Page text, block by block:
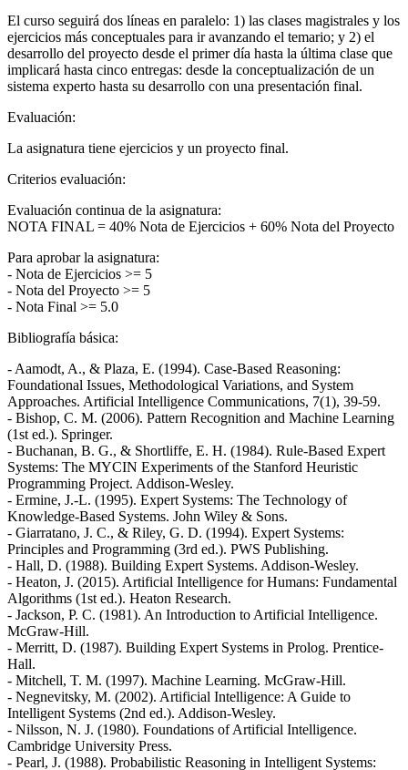
El curso seguirá dos líneas en paralelo: 1) las clases magistrales y los
ejercicios más conceptuales para ir avanzando el temario; y 2) el
desarrollo del proyecto desde el primer día hasta la última clase que
implicará hasta cinco entregas: desde la conceptualización de un
sistema experto hasta su desarrollo con una presentación final.
Evaluación:
La asignatura tiene ejercicios y un proyecto final.
Criterios evaluación:
Evaluación continua de la asignatura:
NOTA FINAL = 40% Nota de Ejercicios + 60% Nota del Proyecto
Para aprobar la asignatura:
- Nota de Ejercicios >= 5
- Nota del Proyecto >= 5
- Nota Final >= 5.0
Bibliografía básica:
- Aamodt, A., & Plaza, E. (1994). Case-Based Reasoning:
Foundational Issues, Methodological Variations, and System
Approaches. Artificial Intelligence Communications, 7(1), 39-59.
- Bishop, C. M. (2006). Pattern Recognition and Machine Learning
(1st ed.). Springer.
- Buchanan, B. G., & Shortliffe, E. H. (1984). Rule-Based Expert
Systems: The MYCIN Experiments of the Stanford Heuristic
Programming Project. Addison-Wesley.
- Ermine, J.-L. (1995). Expert Systems: The Technology of
Knowledge-Based Systems. John Wiley & Sons.
- Giarratano, J. C., & Riley, G. D. (1994). Expert Systems:
Principles and Programming (3rd ed.). PWS Publishing.
- Hall, D. (1988). Building Expert Systems. Addison-Wesley.
- Heaton, J. (2015). Artificial Intelligence for Humans: Fundamental
Algorithms (1st ed.). Heaton Research.
- Jackson, P. C. (1981). An Introduction to Artificial Intelligence.
McGraw-Hill.
- Merritt, D. (1987). Building Expert Systems in Prolog. Prentice-
Hall.
- Mitchell, T. M. (1997). Machine Learning. McGraw-Hill.
- Negnevitsky, M. (2002). Artificial Intelligence: A Guide to
Intelligent Systems (2nd ed.). Addison-Wesley.
- Nilsson, N. J. (1980). Foundations of Artificial Intelligence.
Cambridge University Press.
- Pearl, J. (1988). Probabilistic Reasoning in Intelligent Systems: